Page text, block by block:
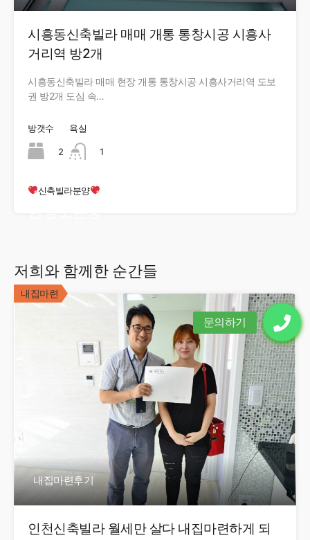
시흥동신축빌라 매매 개통 통창시공 시흥사
거리역 방2개
시흥동신축빌라 매매 현장 개통 통창시공 시흥사거리역 도보
권 방2개 도심 속…
방갯수
2
욕실
1
신축빌라분양
저희와 함께한 순간들
내집마련
내집마련후기
인천신축빌라 월세만 살다 내집마련하게 되